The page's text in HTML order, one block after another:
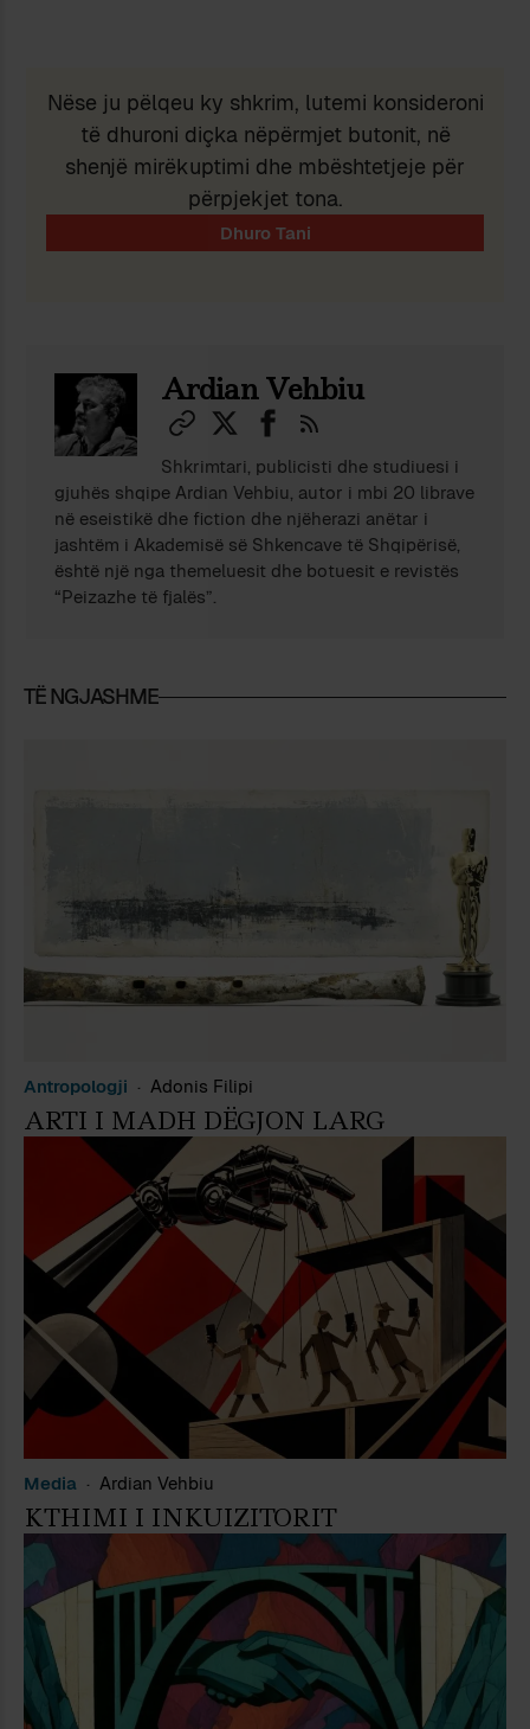
Nëse ju pëlqeu ky shkrim, lutemi konsideroni
të dhuroni diçka nëpërmjet butonit, në
shenjë mirëkuptimi dhe mbështetjeje për
përpjekjet tona.
Ardian Vehbiu
Shkrimtari, publicisti dhe studiuesi i
gjuhës shqipe Ardian Vehbiu, autor i mbi 20 librave
në eseistikë dhe fiction dhe njëherazi anëtar i
jashtëm i Akademisë së Shkencave të Shqipërisë,
është një nga themeluesit dhe botuesit e revistës
“Peizazhe të fjalës”.
TË NGJASHME
Antropologji Adonis Filipi
ARTI I MADH DËGJON LARG
Media Ardian Vehbiu
KTHIMI I INKUIZITORIT